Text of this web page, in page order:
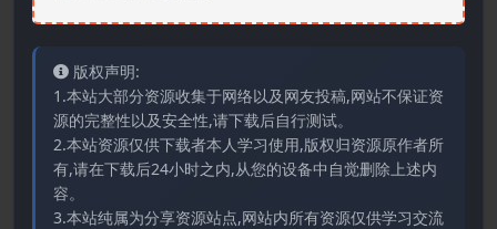
版权声明:
1.本站大部分资源收集于网络以及网友投稿,网站不保证资
源的完整性以及安全性,请下载后自行测试。
2.本站资源仅供下载者本人学习使用,版权归资源原作者所
有,请在下载后24小时之内,从您的设备中自觉删除上述内
容。
3.本站纯属为分享资源站点,网站内所有资源仅供学习交流